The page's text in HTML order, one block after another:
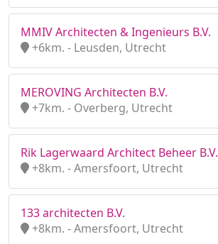
MMIV Architecten & Ingenieurs B.V.
+6km. - Leusden, Utrecht
MEROVING Architecten B.V.
+7km. - Overberg, Utrecht
Rik Lagerwaard Architect Beheer B.V.
+8km. - Amersfoort, Utrecht
133 architecten B.V.
+8km. - Amersfoort, Utrecht